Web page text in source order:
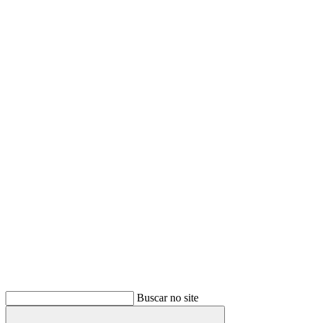
Buscar no site